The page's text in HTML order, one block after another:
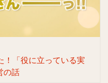
！「役に立っている実
の話